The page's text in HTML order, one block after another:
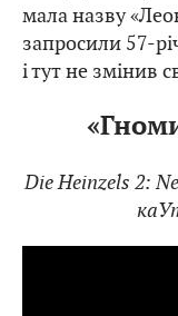
мала назву
запросили 57-
і тут не змінив
DieHeinzels 2: